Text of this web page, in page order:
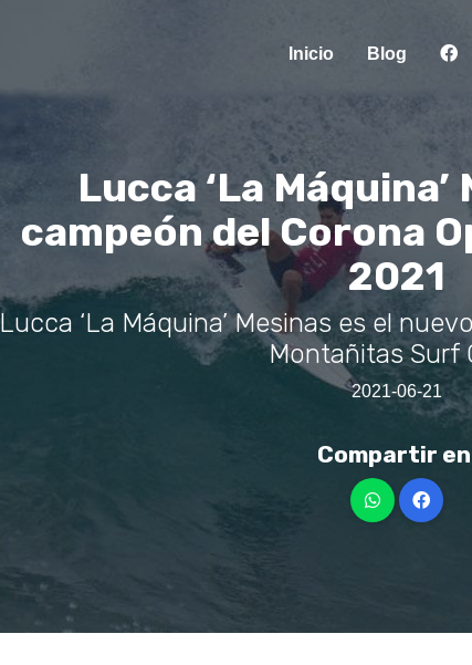
Inicio Blog
Lucca ‘La Máquina’
campeón del Corona
2021
Lucca ‘La Máquina’ Mesinas es el
Montañitas Surf
2021-06-21
Compartir